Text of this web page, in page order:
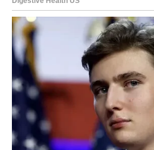
U poslu, traži ono što ti pripada.
Anđeo ti daje zaštitu kada
ŠKORPIJA –
Mart donosi razotkrivanje. Tvoj
otkrivaš ono što je skriveno. Ne
boli, ona te oslobađa.